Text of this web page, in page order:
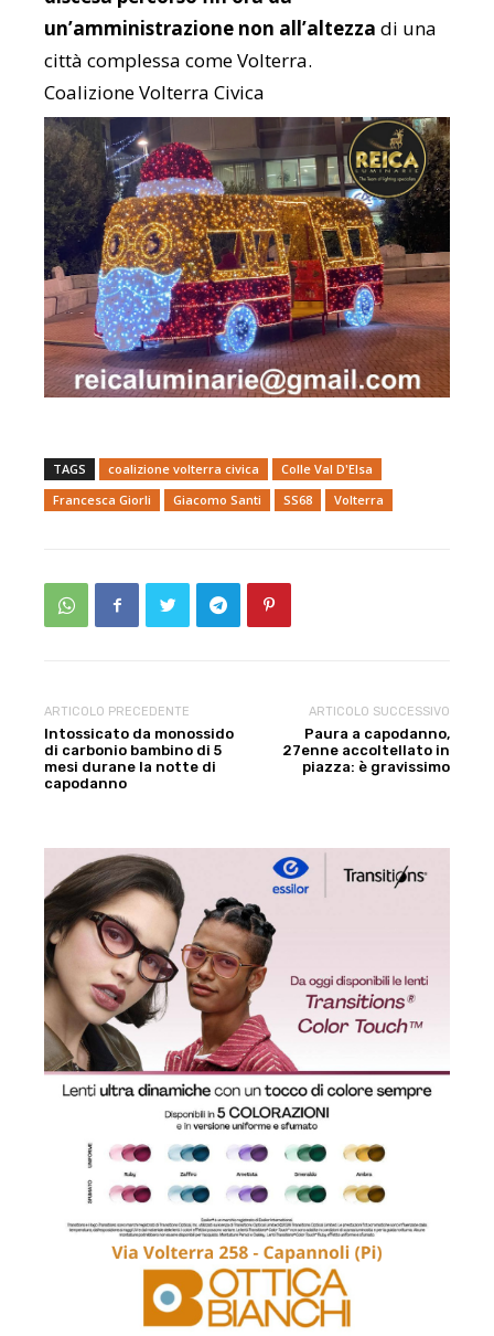
un’amministrazione non all’altezza di una
città complessa come Volterra.
Coalizione Volterra Civica
TAGS coalizione volterra civica
Colle Val D'Elsa
Francesca Giorli
Giacomo Santi SS68 Volterra
ARTICOLO PRECEDENTE
Intossicato da monossido
di carbonio bambino di 5
mesi durane la notte di
capodanno
ARTICOLO SUCCESSIVO
Paura a capodanno,
27enne accoltellato in
piazza: è gravissimo